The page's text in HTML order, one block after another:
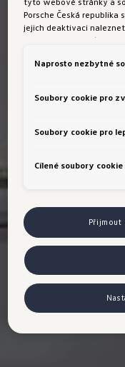
Porsche Česká republika
jejich deaktivaci
části této stránky).
Naprosto nezbytné
Soubory cookie pro
Soubory cookie pro
Cílené soubory cookie